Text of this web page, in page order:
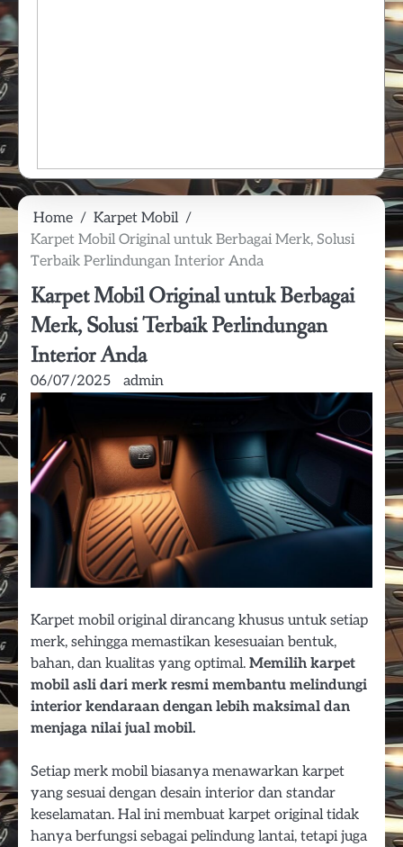
Home
Karpet Mobil
Karpet Mobil Original untuk Berbagai Merk, Solusi
Terbaik Perlindungan Interior Anda
Karpet Mobil Original untuk Berbagai
Merk, Solusi Terbaik Perlindungan
Interior Anda
06/07/2025 admin
Karpet mobil original dirancang khusus untuk setiap
merk, sehingga memastikan kesesuaian bentuk,
bahan, dan kualitas yang optimal. Memilih karpet
mobil asli dari merk resmi membantu melindungi
interior kendaraan dengan lebih maksimal dan
menjaga nilai jual mobil.
Setiap merk mobil biasanya menawarkan karpet
yang sesuai dengan desain interior dan standar
keselamatan. Hal ini membuat karpet original tidak
hanya berfungsi sebagai pelindung lantai, tetapi juga